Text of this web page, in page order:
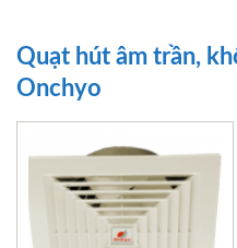
Quạt hút âm trần,
Onchyo